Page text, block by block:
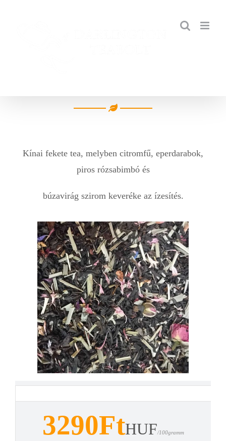
Kínai fekete tea, melyben citromfű, eperdarabok,
piros rózsabimbó és
búzavirág szirom keveréke az ízesítés.
3290FtHUF/100gramm